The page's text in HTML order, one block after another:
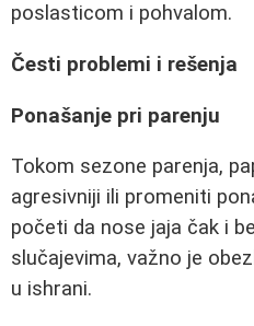
poslasticom i pohvalom.
Česti problemi i rešenja
Ponašanje pri parenju
Tokom sezone parenja,
agresivniji ili promeniti
početi da nose jaja čak i
slučajevima, važno je
u ishrani.